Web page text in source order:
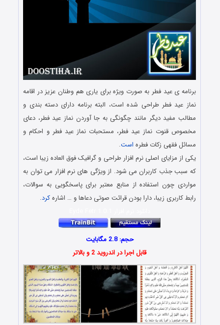
برنامه ی عید فطر به صورت ویژه برای یاری هم وطنان عزیز در اقامه
نماز عید فطر طراحی شده است، البته برنامه دارای دسته بندی و
مطالب مفید دیگر مانند چگونگی به جا آوردن نماز عید فطر، دعای
مخصوص قنوت نماز عید فطر، مستحبات نماز عید فطر و احکام و
مسائل فقهی زکات فطره است.
یکی از مزایای اصلی نرم افزار طراحی و گرافیک فوق العاده زیبا است،
که سبب جذب کاربران می شود. از ویژگی های نرم افزار می توان به
مواردی چون استفاده از منابع معتبر برای پاسخگویی به سوالات،
رابط کاربری زیبا، دارا بودن قرائت صوتی دعاها و … اشارهکرد.
حجم: 2.8 مگابایت
قابل اجرا در اندروید 2 و بالاتر